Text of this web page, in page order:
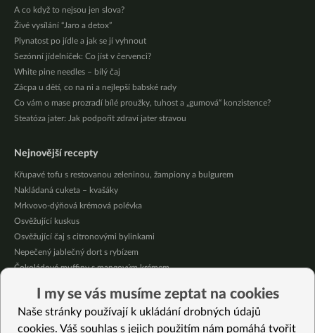
A co když to nejsou jen slova?
Živé vysílání “Jaro a detox”
Plynatost po jídle a jak se jí vyhnout
Sezónní jídelníček: Co jíst v červenci?
White pine needles – bílý čaj
Zácpa u dětí, co na ni a nejlepší babské rady
Co vám o mase prozradí bílé proužky, tuhost a „gumová“ konzistence?
Steatóza jater: Jak podpořit zdraví jater stravou
Nejnovější recepty
Křupavé tofu s restovanou zeleninou, žampiony a bulgurem
Nakládaná cuketa – kvašáky
Mrkvovo-dýňová krémová polévka
Osvěžující kuskus
Osvěžující čaj s citronovými bylinkami
Nepečený jablečný dort s rybízem
Čokoládové muffiny s mangovým krémem
Krémová zeleninová polévka s koprem a vločkami
Celozrnná rýže basmati se zeleninou
I my se vás musíme zeptat na cookies
Naše stránky používají k ukládání drobných údajů
cookies. Váš souhlas s jejich použitím nám pomáhá tvořit